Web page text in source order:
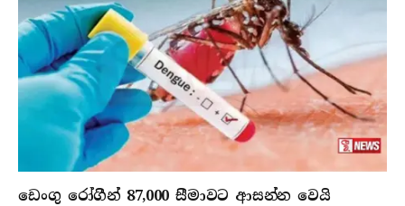
ඩෙංගු රෝගීන් 87,000 සීමාවට ආසන්න වෙයි